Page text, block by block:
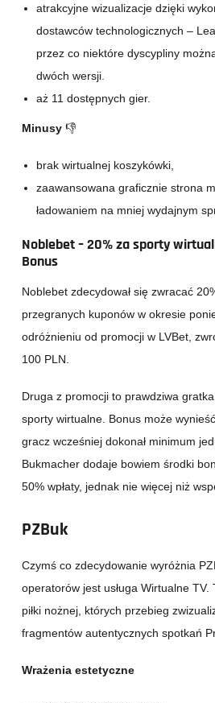
atrakcyjne wizualizacje dzięki
dostawców technologicznych –
przez co niektóre dyscypliny
dwóch wersji.
aż 11 dostępnych gier.
Minusy 👎
brak wirtualnej koszykówki,
zaawansowana graficznie strona
ładowaniem na mniej wydajnym
Noblebet –20% za sporty
Bonus
Noblebet zdecydował się zwracać
przegranych kuponów w okresie
odróżnieniu od promocji w LVBet,
100 PLN.
Druga z promocji to prawdziwa
sporty wirtualne. Bonus może
gracz wcześniej dokonał minimum
Bukmacher dodaje bowiem środki
50% wpłaty, jednak nie więcej niż
PZBuk
Czymś co zdecydowanie wyróżnia
operatorów jest usługa Wirtualne TV.
piłki nożnej, których przebieg
fragmentów autentycznych spotkań
Wrażenia estetyczne